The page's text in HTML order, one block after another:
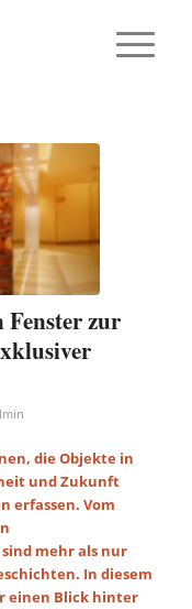
Fenster zur
die Objekte in
und Zukunft
erfassen. Vom
mehr als nur
In diesem
einen Blick hinter